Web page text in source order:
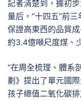
記者清楚到，據初
量后，“十四五”前
保證高東西的品質
約3.4億噸尺度煤、
“在周全梳理、體系
劃》提出了單元國
孩子總值二氧化碳